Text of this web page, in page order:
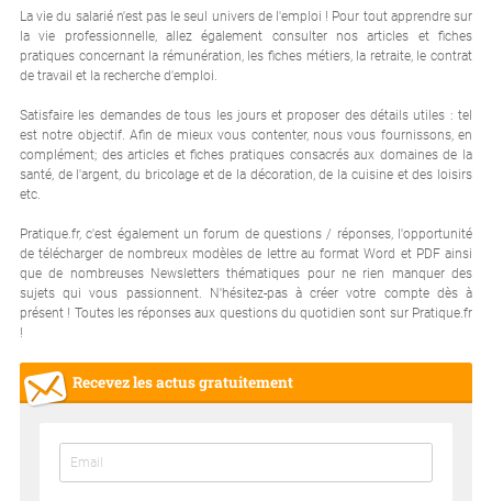
La vie du salarié n'est pas le seul univers de l'emploi ! Pour tout apprendre sur
la vie professionnelle, allez également consulter nos articles et fiches
pratiques concernant la rémunération, les fiches métiers, la retraite, le contrat
de travail et la recherche d'emploi.
Satisfaire les demandes de tous les jours et proposer des détails utiles : tel
est notre objectif. Afin de mieux vous contenter, nous vous fournissons, en
complément; des articles et fiches pratiques consacrés aux domaines de la
santé, de l'argent, du bricolage et de la décoration, de la cuisine et des loisirs
etc.
Pratique.fr, c'est également un forum de questions / réponses, l'opportunité
de télécharger de nombreux modèles de lettre au format Word et PDF ainsi
que de nombreuses Newsletters thématiques pour ne rien manquer des
sujets qui vous passionnent. N'hésitez-pas à créer votre compte dès à
présent ! Toutes les réponses aux questions du quotidien sont sur Pratique.fr
!
Recevez les actus gratuitement